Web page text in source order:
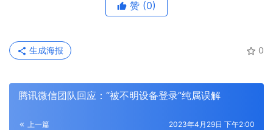
赞 (0)
0
生成海报
腾讯微信团队回应：“被不明设备登录”纯属误解
上一篇 2023年4月29日 下午2:00